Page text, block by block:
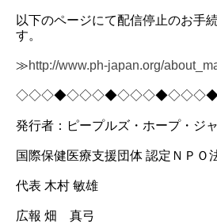
以下のページにて配信停止のお手
す。
≫http://www.ph-japan.org/
発行者：ピープルズ・ホープ・ジ
国際保健医療支援団体 認定ＮＰＯ
代表 木村 敏雄
広報 畑 真弓